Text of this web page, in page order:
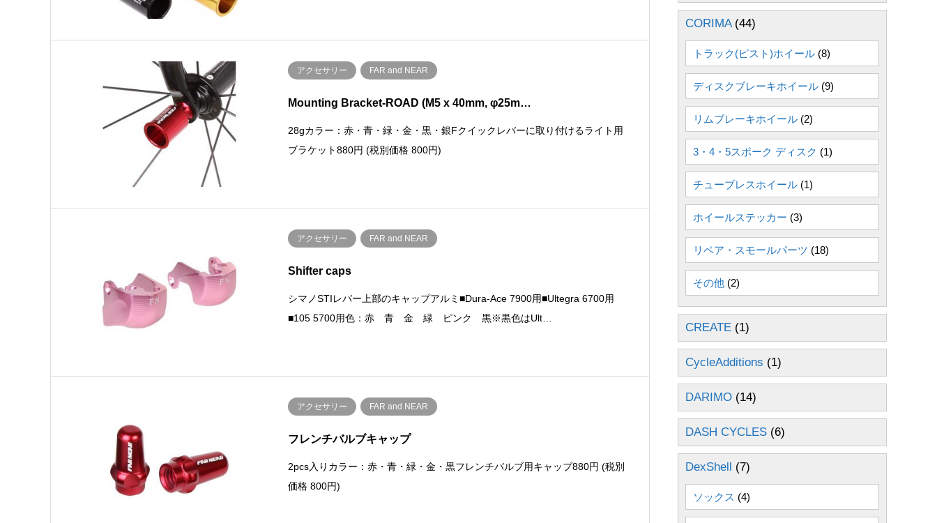
アクセサリー FAR and NEAR
Mounting Bracket-ROAD (M5 x 40mm, φ25m…
28gカラー：赤・青・緑・金・黒・銀Fクイックレバーに取り付けるライト用
ブラケット880円 (税別価格 800円)
アクセサリー FAR and NEAR
Shifter caps
シマノSTIレバー上部のキャップアルミ■Dura-Ace 7900用■Ultegra 6700用
■105 5700用色：赤 青 金 緑 ピンク 黒※黒色はUlt…
アクセサリー FAR and NEAR
フレンチバルブキャップ
2pcs入りカラー：赤・青・緑・金・黒フレンチバルブ用キャップ880円 (税別
価格 800円)
CORIMA(44)
トラック(ピスト)ホイール (8)
ディスクブレーキホイール (9)
リムブレーキホイール (2)
3・4・5スポーク ディスク (1)
チューブレスホイール (1)
ホイールステッカー (3)
リペア・スモールパーツ (18)
その他 (2)
CREATE (1)
CycleAdditions (1)
DARIMO (14)
DASH CYCLES (6)
DexShell (7)
ソックス (4)